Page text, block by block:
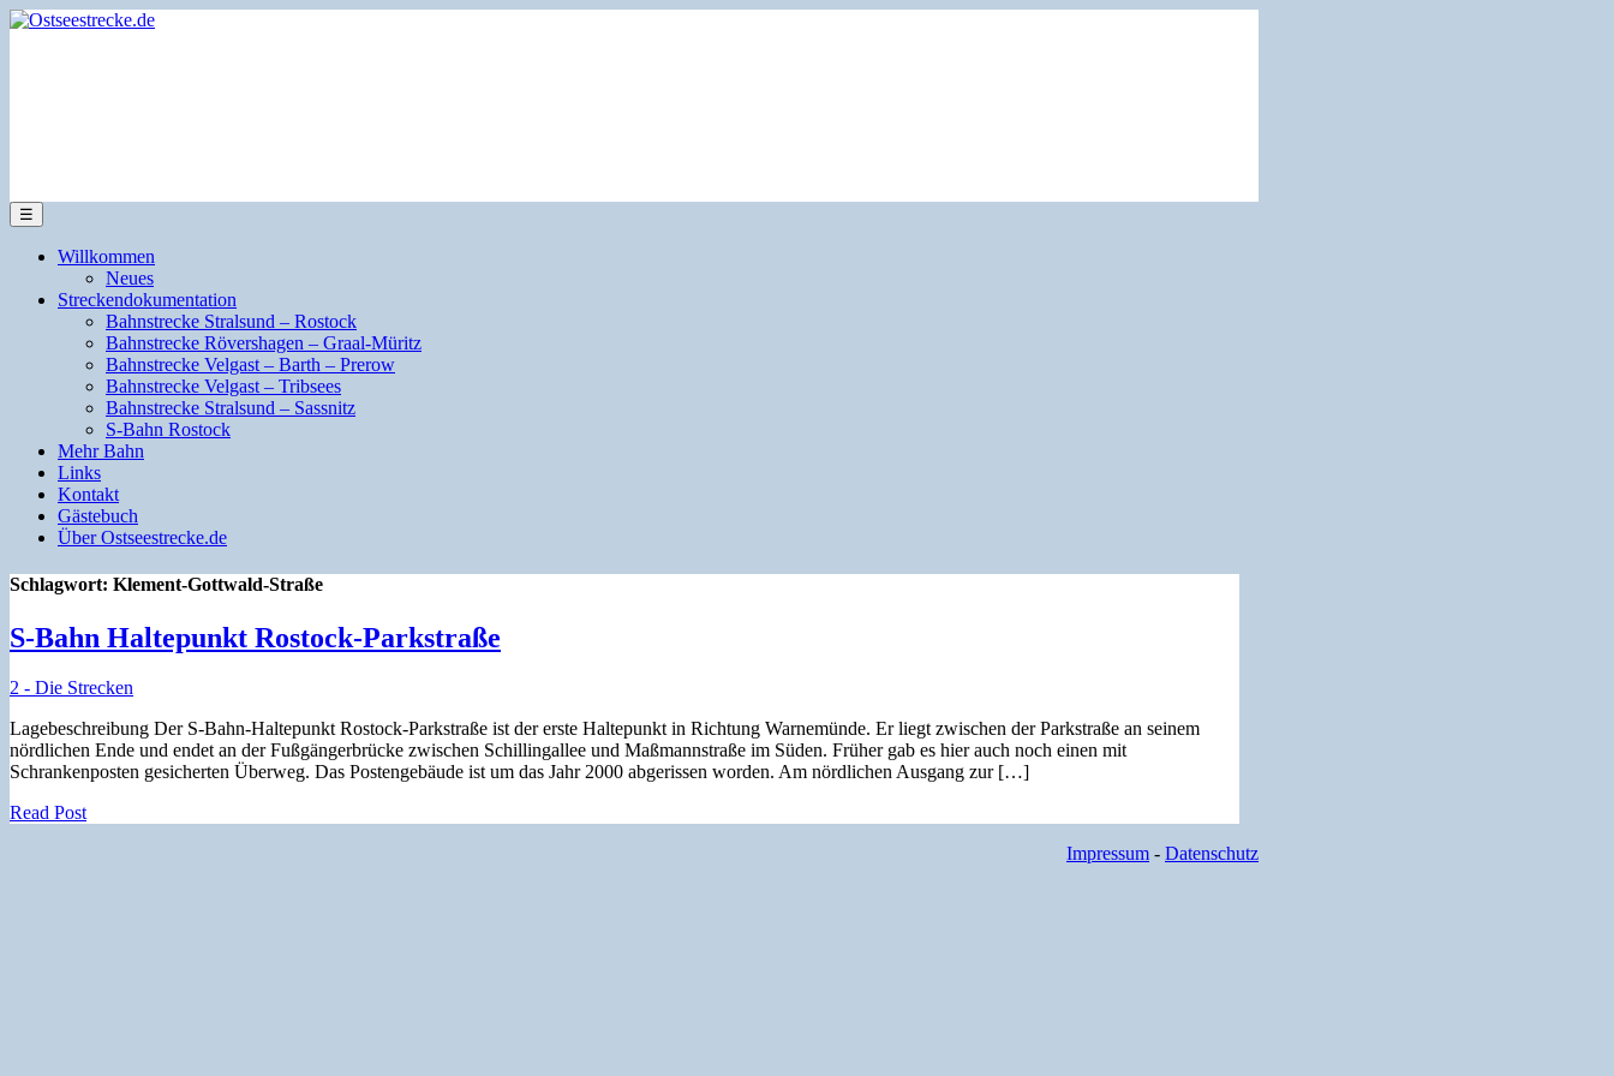
☰
Willkommen
Neues
Streckendokumentation
Bahnstrecke Stralsund – Rostock
Bahnstrecke Rövershagen – Graal-Müritz
Bahnstrecke Velgast – Barth – Prerow
Bahnstrecke Velgast – Tribsees
Bahnstrecke Stralsund – Sassnitz
S-Bahn Rostock
Mehr Bahn
Links
Kontakt
Gästebuch
Über Ostseestrecke.de
Schlagwort: Klement-Gottwald-Straße
S-Bahn Haltepunkt Rostock-Parkstraße
2 - Die Strecken
Lagebeschreibung Der S-Bahn-Haltepunkt Rostock-Parkstraße ist der erste Haltepunkt in Richtung Warnemünde. Er liegt zwischen der Parkstraße an seinem
nördlichen Ende und endet an der Fußgängerbrücke zwischen Schillingallee und Maßmannstraße im Süden. Früher gab es hier auch noch einen mit
Schrankenposten gesicherten Überweg. Das Postengebäude ist um das Jahr 2000 abgerissen worden. Am nördlichen Ausgang zur […]
Read Post
Impressum - Datenschutz